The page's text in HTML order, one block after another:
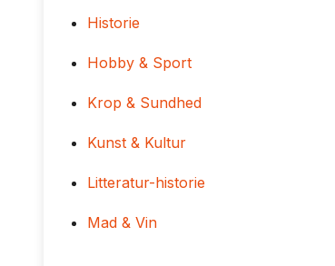
Historie
Hobby & Sport
Krop & Sundhed
Kunst & Kultur
Litteratur-historie
Mad & Vin